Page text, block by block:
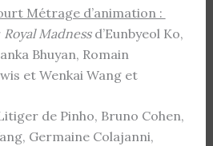
Métrage d’animation :
Royal Madnessd’Eunbyeol Ko,
Bhuyan, Romain
et Wenkai Wang et
de Pinho, Bruno Cohen,
Germaine Colajanni,